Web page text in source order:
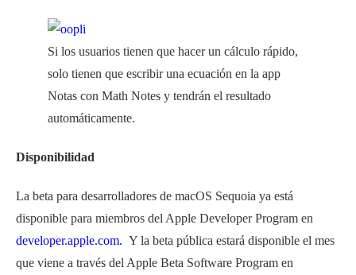
Si los usuarios tienen que hacer un cálculo rápido,
solo tienen que escribir una ecuación en la app
Notas con Math Notes y tendrán el resultado
automáticamente.
Disponibilidad
La beta para desarrolladores de macOS Sequoia ya está
disponible para miembros del Apple Developer Program en
developer.apple.com. Y la beta pública estará disponible el mes
que viene a través del Apple Beta Software Program en